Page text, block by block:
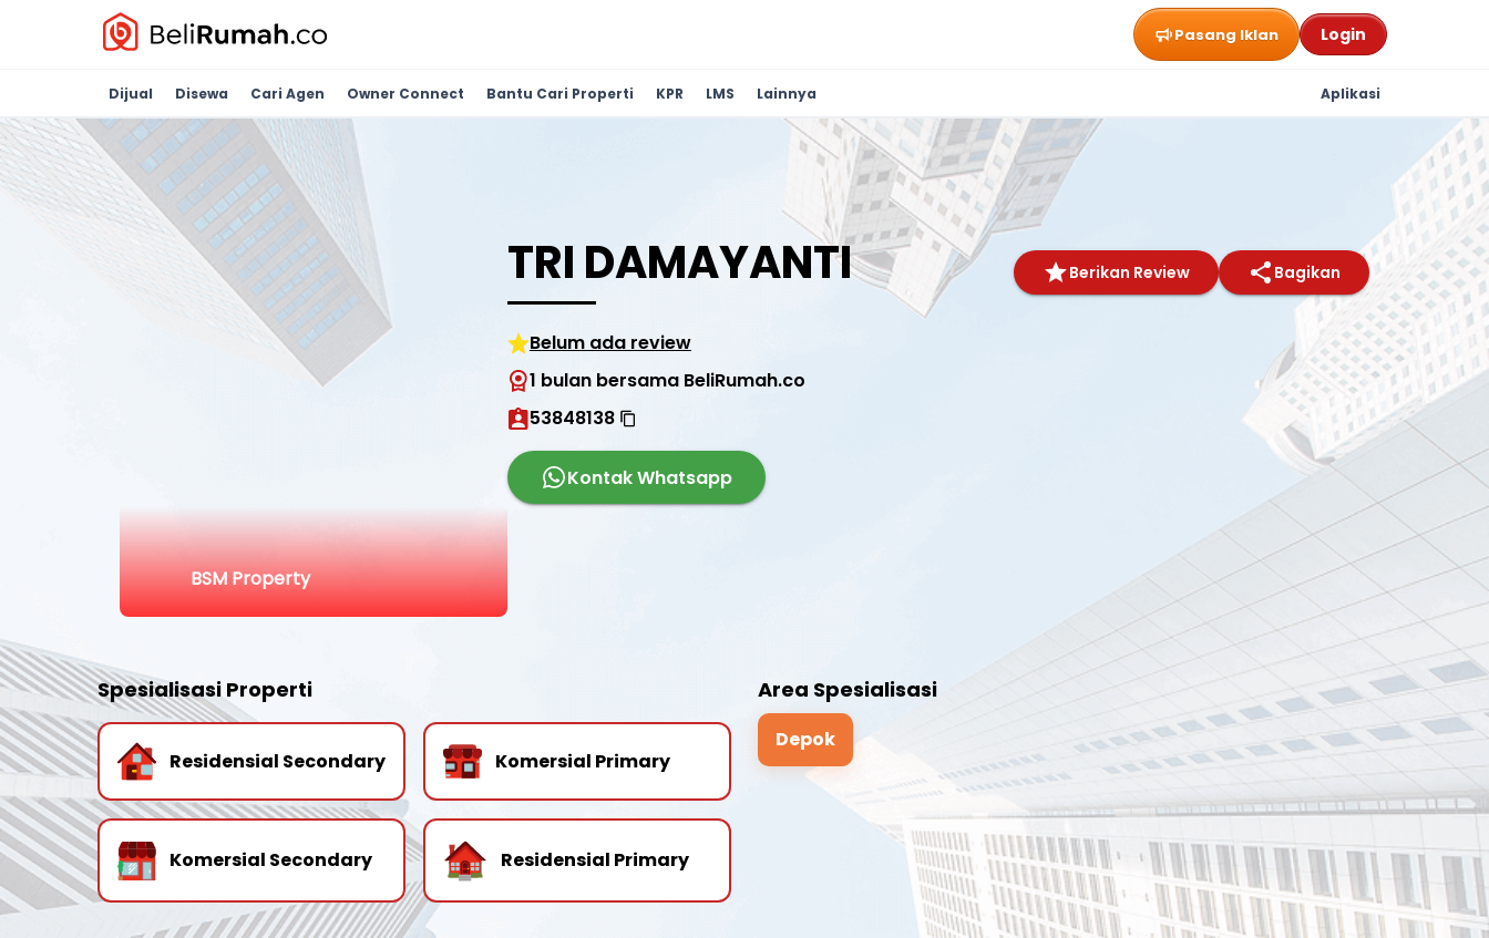
Pasang Iklan Login
Dijual Disewa Cari Agen Owner Connect Bantu Cari Properti KPR LMS Lainnya Aplikasi
BSM Property
TRI DAMAYANTI Berikan Review Bagikan
Belum ada review
1 bulan bersama BeliRumah.co
53848138
Kontak Whatsapp
Spesialisasi Properti
Residensial Secondary Komersial Primary
Komersial Secondary Residensial Primary
Area Spesialisasi
Depok